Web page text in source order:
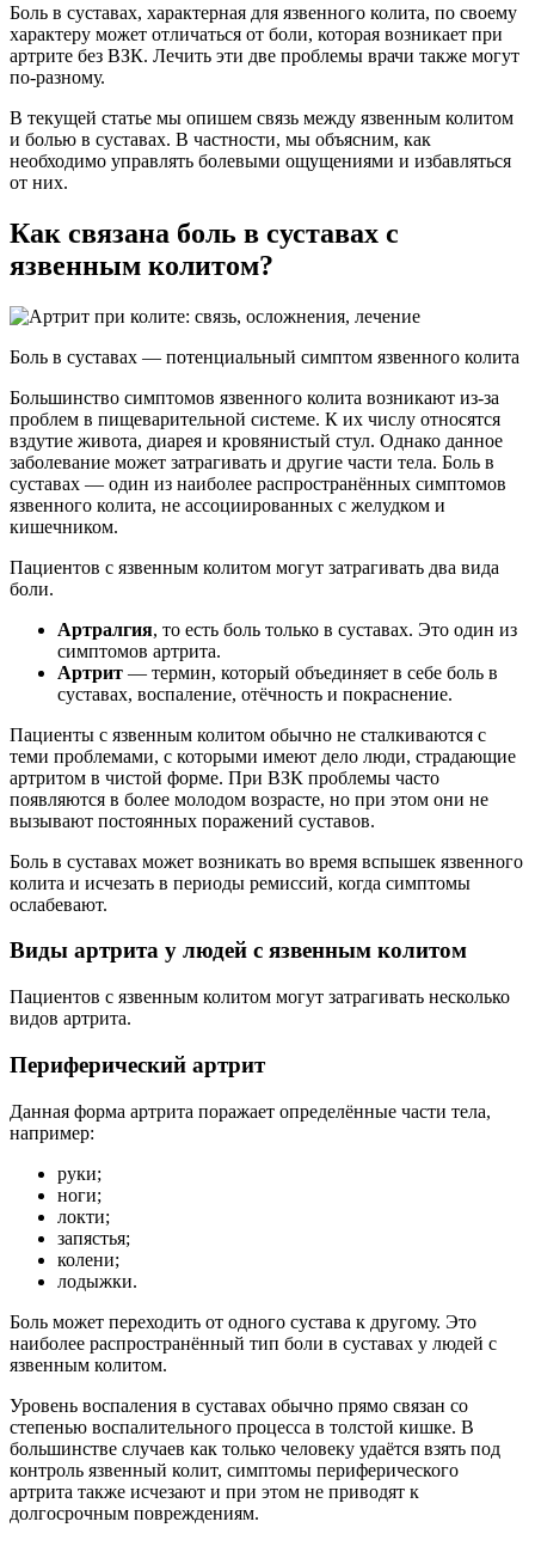
Боль в суставах, характерная для язвенного колита, по своему
характеру может отличаться от боли, которая возникает при
артрите без ВЗК. Лечить эти две проблемы врачи также могут
по-разному.
В текущей статье мы опишем связь между язвенным колитом
и болью в суставах. В частности, мы объясним, как
необходимо управлять болевыми ощущениями и избавляться
от них.
Как связана боль в суставах с
язвенным колитом?
Боль в суставах — потенциальный симптом язвенного колита
Большинство симптомов язвенного колита возникают из-за
проблем в пищеварительной системе. К их числу относятся
вздутие живота, диарея и кровянистый стул. Однако данное
заболевание может затрагивать и другие части тела. Боль в
суставах — один из наиболее распространённых симптомов
язвенного колита, не ассоциированных с желудком и
кишечником.
Пациентов с язвенным колитом могут затрагивать два вида
боли.
Артралгия, то есть боль только в суставах. Это один из
симптомов артрита.
Артрит — термин, который объединяет в себе боль в
суставах, воспаление, отёчность и покраснение.
Пациенты с язвенным колитом обычно не сталкиваются с
теми проблемами, с которыми имеют дело люди, страдающие
артритом в чистой форме. При ВЗК проблемы часто
появляются в более молодом возрасте, но при этом они не
вызывают постоянных поражений суставов.
Боль в суставах может возникать во время вспышек язвенного
колита и исчезать в периоды ремиссий, когда симптомы
ослабевают.
Виды артрита у людей с язвенным колитом
Пациентов с язвенным колитом могут затрагивать несколько
видов артрита.
Периферический артрит
Данная форма артрита поражает определённые части тела,
например:
руки;
ноги;
локти;
запястья;
колени;
лодыжки.
Боль может переходить от одного сустава к другому. Это
наиболее распространённый тип боли в суставах у людей с
язвенным колитом.
Уровень воспаления в суставах обычно прямо связан со
степенью воспалительного процесса в толстой кишке. В
большинстве случаев как только человеку удаётся взять под
контроль язвенный колит, симптомы периферического
артрита также исчезают и при этом не приводят к
долгосрочным повреждениям.